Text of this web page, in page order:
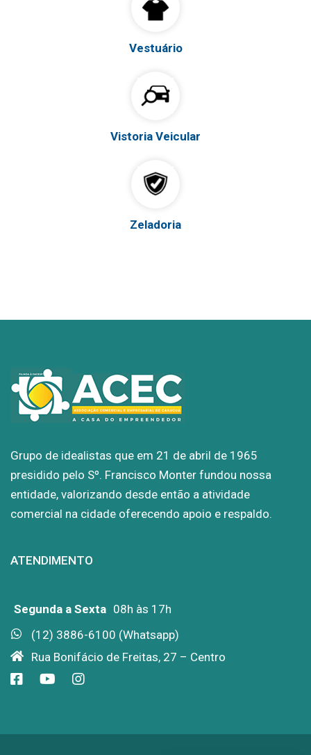
Vestuário
Vistoria Veicular
Zeladoria
Grupo de idealistas que em 21 de abril de 1965
presidido pelo Sº. Francisco Monter fundou nossa
entidade, valorizando desde então a atividade
comercial na cidade oferecendo apoio e respaldo.
ATENDIMENTO
Segunda a Sexta 08h às 17h
(12) 3886-6100 (Whatsapp)
Rua Bonifácio de Freitas, 27 – Centro
FacebookInstagram